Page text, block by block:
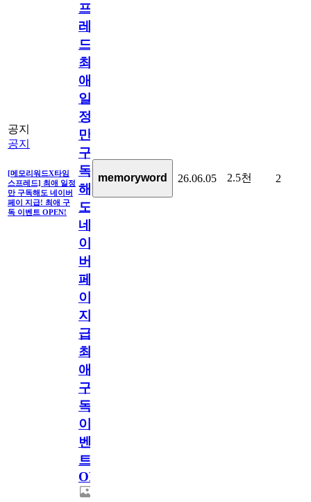
공지
공지
[메모리워드X타임
스프레드] 최애 일정
만 구독해도 네이버
페이 지급! 최애 구
독 이벤트 OPEN!
프
레
드]
최
애
일
정
만
구
독
해
도
네
이
버
페
이
지
급!
최
애
구
독
이
벤
트
OPEN!
memoryword 26.06.05 2.5천 2